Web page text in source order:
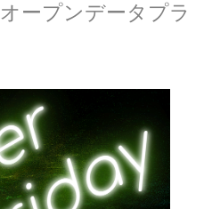
オープンデータプラ